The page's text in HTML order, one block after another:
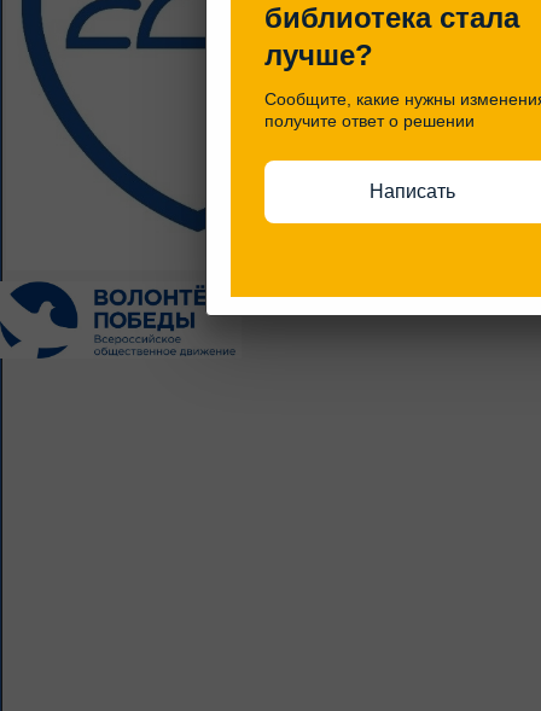
библиотека стала
лучше?
Сообщите, какие нужны
получите ответ о решении
Написать